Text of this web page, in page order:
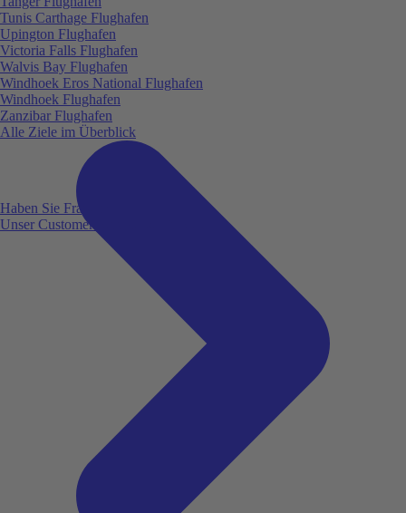
Haben Sie Fragen?
Unser Customer Service ist für Sie da!
Tunis Carthage Flughafen
Upington Flughafen
Victoria Falls Flughafen
Walvis Bay Flughafen
Windhoek Eros National Flughafen
Windhoek Flughafen
Zanzibar Flughafen
Alle Ziele im Überblick